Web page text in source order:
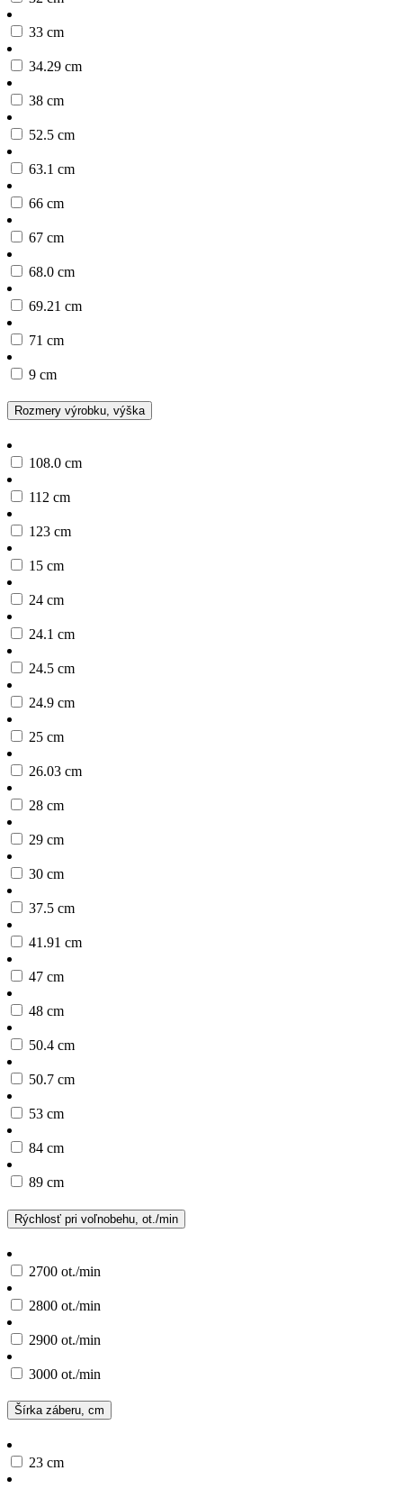
33 cm
34.29 cm
38 cm
52.5 cm
63.1 cm
66 cm
67 cm
68.0 cm
69.21 cm
71 cm
9 cm
Rozmery výrobku, výška
108.0 cm
112 cm
123 cm
15 cm
24 cm
24.1 cm
24.5 cm
24.9 cm
25 cm
26.03 cm
28 cm
29 cm
30 cm
37.5 cm
41.91 cm
47 cm
48 cm
50.4 cm
50.7 cm
53 cm
84 cm
89 cm
Rýchlosť pri voľnobehu, ot./min
2700 ot./min
2800 ot./min
2900 ot./min
3000 ot./min
Šírka záberu, cm
23 cm